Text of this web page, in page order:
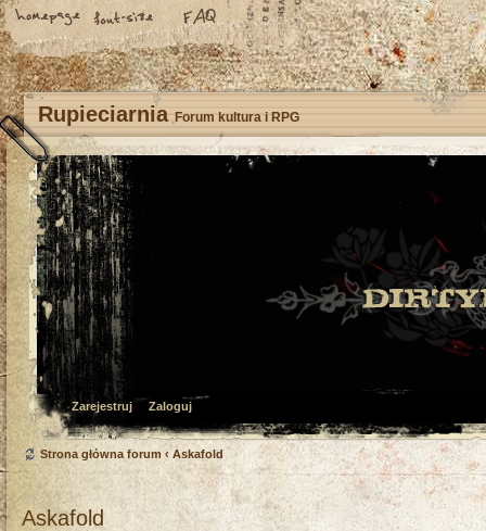
Rupieciarnia Forum kultura i RPG
Zarejestruj Zaloguj
Strona główna forum ‹ Askafold
Askafold